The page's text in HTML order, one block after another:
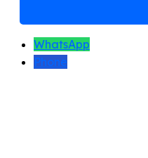
WhatsApp
Phone